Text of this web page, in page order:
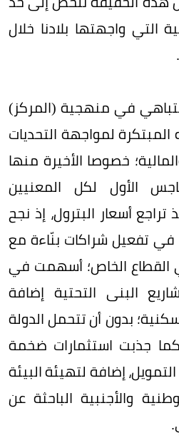
التي واجهتها بلادنا خلال
في منهجية (المركز)
لمواجهة التحديات
خصوصا الأخيرة منها
الأول لكل المعنيين
تراجع أسعار البترول، إذ نجح
في تفعيل شراكات بنّاءة مع
القطاع الخاص؛ أسهمت في
البنى التحتية إضافة
بدون أن تتحمل الدولة
كما جذبت استثمارات ضخمة
إضافة لتهيئة البيئة
والأجنبية الباحثة عن